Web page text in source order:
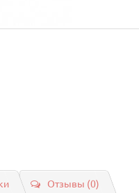
Отзывы (0)